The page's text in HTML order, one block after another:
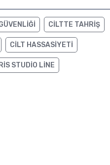
CILTTE TAHRIŞ
CILT HASSASIYETI
STUDIO LINE